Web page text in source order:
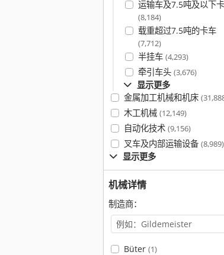
运输车及7.5吨及以下
(8,184)
载重超过7.5吨的卡车
(7,712)
半挂车 (4,293)
牵引车头 (3,676)
显示更多
金属加工机械和机床
木工机械 (12,149)
自动化技术 (9,156)
叉车及内部运输设备 (8,989)
显示更多
机械详情
制造商：
Büter (1)